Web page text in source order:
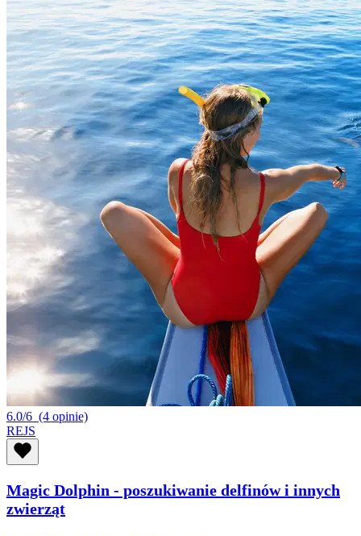
6.0/6 (4 opinie)
REJS
Magic Dolphin - poszukiwanie delfinów i innych
zwierząt